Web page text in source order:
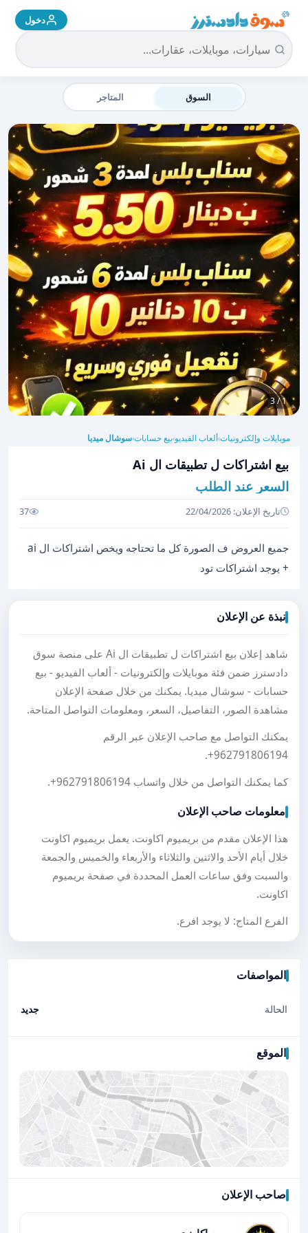
سوق دادسترز الرئيسية دخول
السوق المتاجر
1 / 3
موبايلات وإلكترونيات›ألعاب الفيديو›بيع حسابات›سوشال ميديا
بيع اشتراكات ل تطبيقات ال Ai
السعر عند الطلب
تاريخ الإعلان: 22/04/2026 37
جميع العروض ف الصورة كل ما تحتاجه ويخص اشتراكات ال ai
+ يوجد اشتراكات تود
نبذة عن الإعلان
شاهد إعلان بيع اشتراكات ل تطبيقات ال Ai على منصة سوق
دادسترز ضمن فئة موبايلات وإلكترونيات - ألعاب الفيديو - بيع
حسابات - سوشال ميديا. يمكنك من خلال صفحة الإعلان
مشاهدة الصور، التفاصيل، السعر، ومعلومات التواصل المتاحة.
يمكنك التواصل مع صاحب الإعلان عبر الرقم
+962791806194
.
كما يمكنك التواصل من خلال واتساب +962791806194
.
معلومات صاحب الإعلان
هذا الإعلان مقدم من بريميوم اكاونت. يعمل بريميوم اكاونت
خلال أيام الأحد والاثنين والثلاثاء والأربعاء والخميس والجمعة
والسبت وفق ساعات العمل المحددة في صفحة بريميوم
اكاونت.
الفرع المتاح: لا يوجد افرع.
المواصفات
الحالة جديد
الموقع
صاحب الإعلان